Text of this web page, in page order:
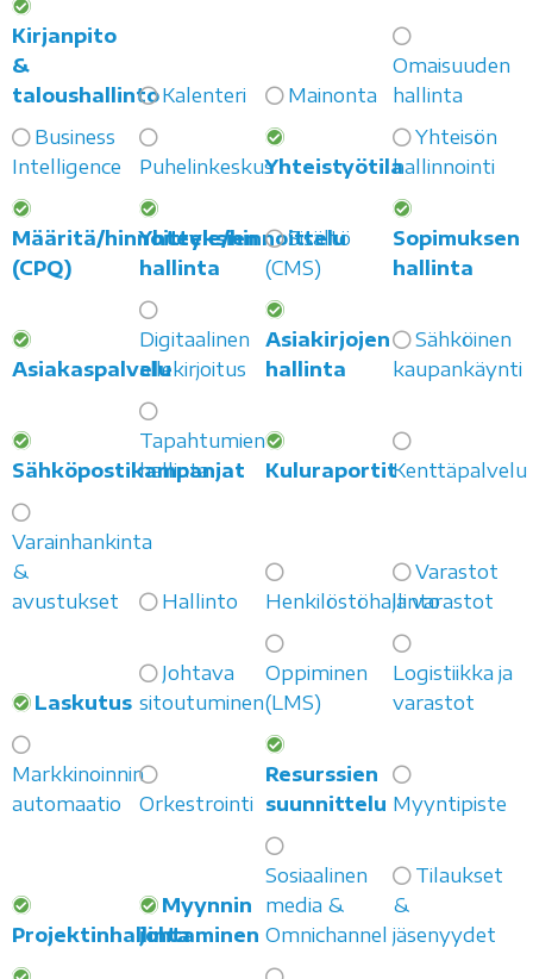
Kirjanpito
&
taloushallintoKalenteri Mainonta
Omaisuuden
hallinta
Business
Intelligence
PuhelinkeskusYhteistyötila
Yhteisön
hallinnointi
Määritä/hinnoittele/hinnoittelu
(CPQ)
Yhteyksien
hallinta
Sisältö
(CMS)
Sopimuksen
hallinta
Asiakaspalvelu
Digitaalinen
allekirjoitus
Asiakirjojen
hallinta
Sähköinen
kaupankäynti
Sähköpostikampanjat
Tapahtumien
hallinta
KuluraportitKenttäpalvelu
Varainhankinta
&
avustukset
Hallinto Henkilöstöhallinto
Varastot
ja varastot
Laskutus
Johtava
sitoutuminen
Oppiminen
(LMS)
Logistiikka ja
varastot
Markkinoinnin
automaatio
Orkestrointi
Resurssien
suunnittelu Myyntipiste
Projektinhallinta
Myynnin
johtaminen
Sosiaalinen
media &
Omnichannel
Tilaukset
&
jäsenyydet